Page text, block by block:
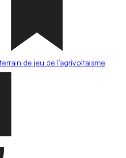
de jeu de l’agrivoltaïsme